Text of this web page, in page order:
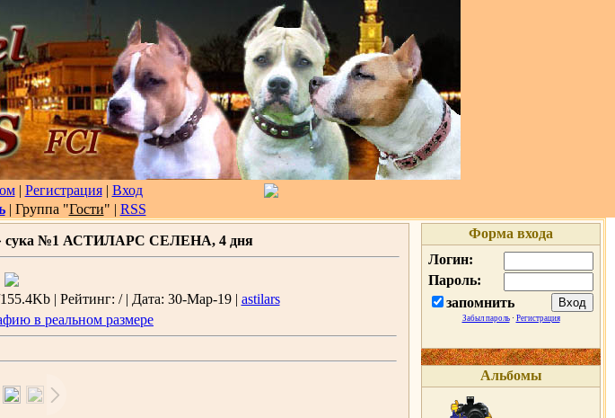
| Регистрация| Вход
| Группа "Гости" | RSS
сука №1 АСТИЛАРС СЕЛЕНА, 4 дня
| Рейтинг: / | Дата: 30-Мар-19 | astilars
в реальном размере
Форма входа
Логин:
Пароль:
запомнить
Забыл пароль· Регистрация
Альбомы